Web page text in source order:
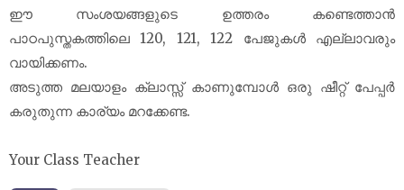
ഈ സംശയങ്ങളുടെ ഉത്തരം കണ്ടെത്താൻ
പാഠപുസ്തകത്തിലെ 120, 121, 122 പേജുകൾ എല്ലാവരും
വായിക്കണം.
അടുത്ത മലയാളം ക്ലാസ്സ് കാണുമ്പോൾ ഒരു ഷീറ്റ് പേപ്പർ
കരുതുന്ന കാര്യം മറക്കേണ്ട.
Your Class Teacher